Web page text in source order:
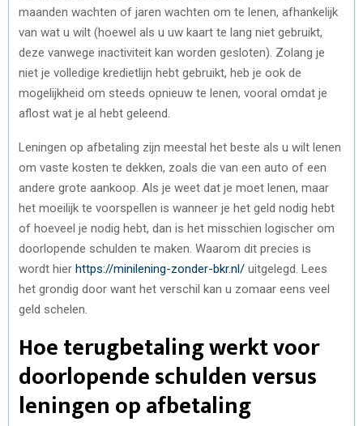
maanden wachten of jaren wachten om te lenen, afhankelijk
van wat u wilt (hoewel als u uw kaart te lang niet gebruikt,
deze vanwege inactiviteit kan worden gesloten). Zolang je
niet je volledige kredietlijn hebt gebruikt, heb je ook de
mogelijkheid om steeds opnieuw te lenen, vooral omdat je
aflost wat je al hebt geleend.
Leningen op afbetaling zijn meestal het beste als u wilt lenen
om vaste kosten te dekken, zoals die van een auto of een
andere grote aankoop. Als je weet dat je moet lenen, maar
het moeilijk te voorspellen is wanneer je het geld nodig hebt
of hoeveel je nodig hebt, dan is het misschien logischer om
doorlopende schulden te maken. Waarom dit precies is
wordt hier https://minilening-zonder-bkr.nl/ uitgelegd. Lees
het grondig door want het verschil kan u zomaar eens veel
geld schelen.
Hoe terugbetaling werkt voor
doorlopende schulden versus
leningen op afbetaling